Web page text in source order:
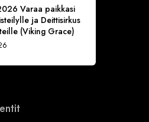
Varaa paikkasi
ja Deittisirkus
(Viking Grace)